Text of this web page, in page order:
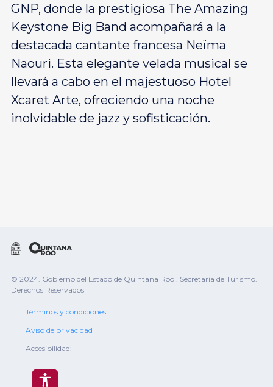
GNP, donde la prestigiosa The Amazing
Keystone Big Band acompañará a la
destacada cantante francesa Neïma
Naouri. Esta elegante velada musical se
llevará a cabo en el majestuoso Hotel
Xcaret Arte, ofreciendo una noche
inolvidable de jazz y sofisticación.
© 2024. Gobierno del Estado de Quintana Roo . Secretaría de Turismo.
Derechos Reservados
Términos y condiciones
Aviso de privacidad
Accesibilidad: